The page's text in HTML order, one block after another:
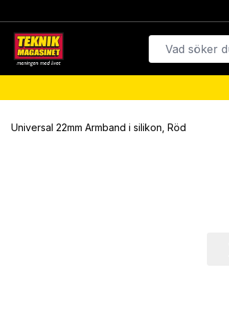
Universal 22mm Armband i silikon, Röd